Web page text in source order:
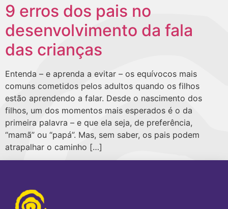
9 erros dos pais no
desenvolvimento da fala
das crianças
Entenda – e aprenda a evitar – os equívocos mais
comuns cometidos pelos adultos quando os filhos
estão aprendendo a falar. Desde o nascimento dos
filhos, um dos momentos mais esperados é o da
primeira palavra – e que ela seja, de preferência,
“mamã” ou “papá”. Mas, sem saber, os pais podem
atrapalhar o caminho […]